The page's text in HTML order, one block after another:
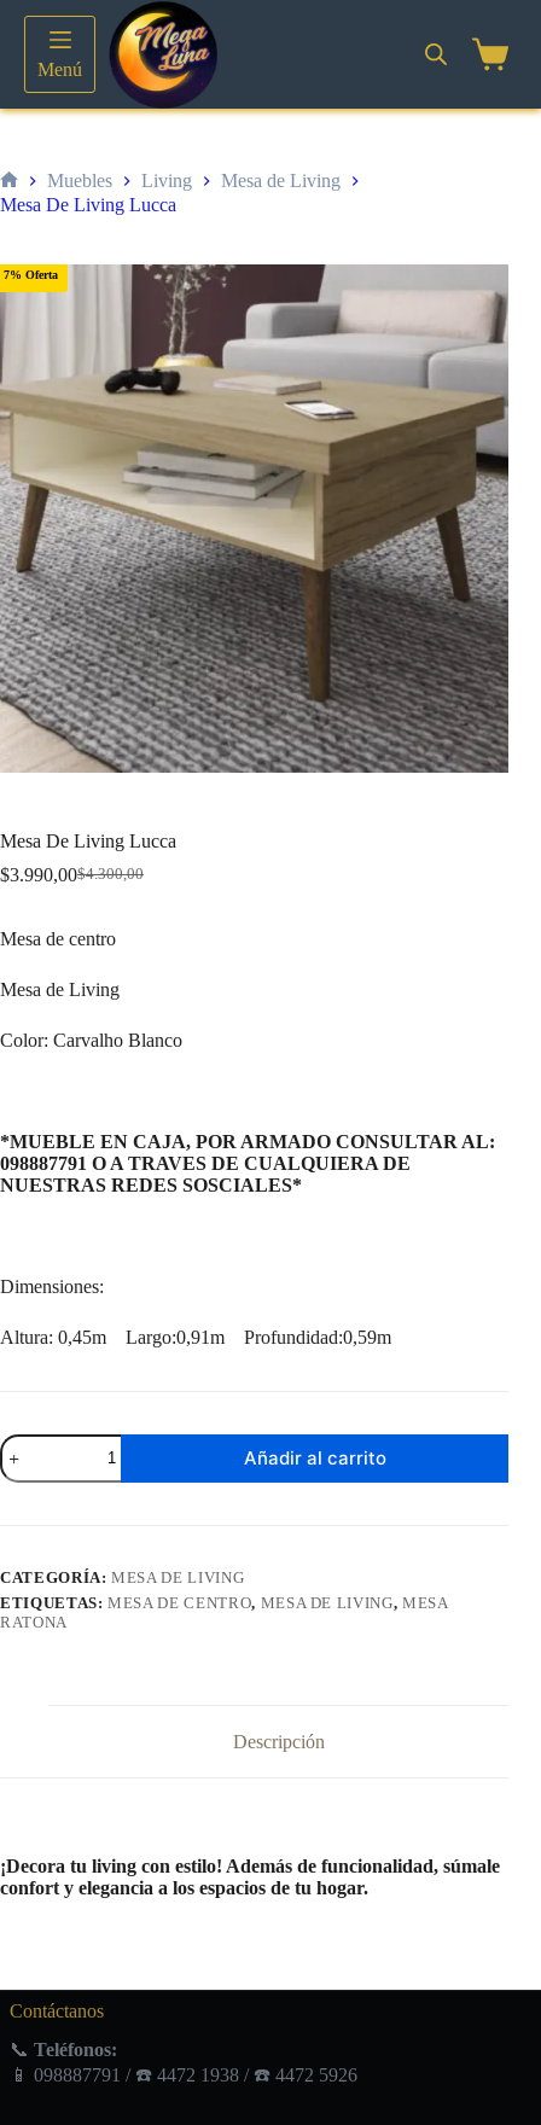
contenido
Menú
Inicio
Muebles Living
Mesa de Living
Mesa De Living Lucca
7% Oferta
Mesa De Living Lucca
$4.300,00
Original
$4.300,00.
$3.990,00Current
$3.990,00.
Mesa de centro
Mesa de Living
Color: Carvalho Blanco
*MUEBLE EN CAJA, POR ARMADO CONSULTAR AL:
098887791 O A TRAVES DE CUALQUIERA DE
NUESTRAS REDES SOSCIALES*
Dimensiones:
Altura: 0,45m Largo:0,91m Profundidad:0,59m
Mesa
De
Living
Añadir al carrito
CATEGORÍA:MESA DE LIVING
ETIQUETAS:MESA DE CENTRO, MESA DE LIVING, MESA
RATONA
Descripción
¡Decora tu living con estilo! Además de funcionalidad, súmale
confort y elegancia a los espacios de tu hogar.
Contáctanos
📞 Teléfonos:
📱 098887791 / ☎️ 4472 1938 / ☎️ 4472 5926